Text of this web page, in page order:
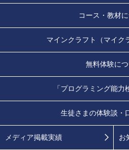
コース・教材
マインクラフト（マイク
無料体験に
「プログラミング能力
生徒さまの体験談・
メディア掲載実績 お